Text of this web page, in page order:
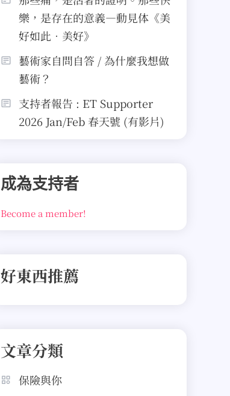
樂，是存在的意義—動見体《美
好如此．美好》
藝術家自問自答 / 為什麼我想做
藝術？
支持者報告 : ET Supporter
2026 Jan/Feb 春天號 (有影片)
成為支持者
Become a member!
好東西推薦
文章分類
保險與你